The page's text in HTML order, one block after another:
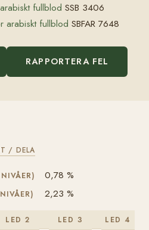
fullblod SSB 3406
arabiskt fullblod SBFAR 7648
RAPPORTERA FEL
/ DELA
0,78 %
2,23 %
LED 2 LED 3 LED 4